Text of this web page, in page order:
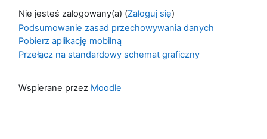
Nie jesteś zalogowany(a) (Zaloguj się)
Podsumowanie zasad przechowywania danych
Pobierz aplikację mobilną
Przełącz na standardowy schemat graficzny
Wspierane przez Moodle